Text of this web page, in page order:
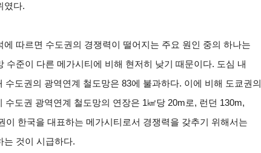
였다.
따르면 수도권의 경쟁력이 떨어지는 주요 원인 중의 하나는
수준이 다른 메가시티에 비해 현저히 낮기 때문이다. 도심 내
수도권의 광역연계 철도망은 83에 불과하다. 이에 비해 도쿄권의
수도권 광역연계 철도망의 연장은 1㎢당 20m로, 런던 130m,
이 한국을 대표하는 메가시티로서 경쟁력을 갖추기 위해서는
는 것이 시급하다.